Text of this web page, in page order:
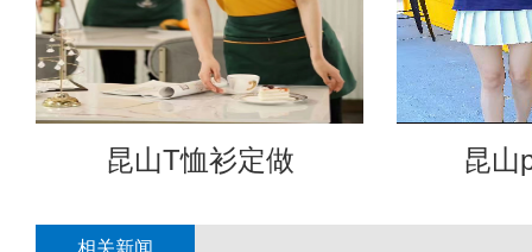
昆山T恤衫定做 昆山
相关新闻